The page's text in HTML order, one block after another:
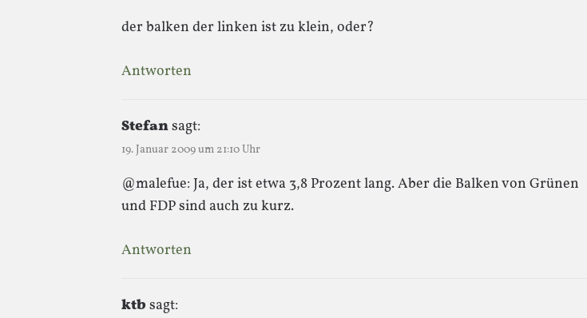
der balken der linken ist zu klein, oder?
Antworten
Stefansagt:
19. Januar 2009 um 21:10 Uhr
@malefue: Ja, der ist etwa 3,8 Prozent lang. Aber die Balken von Grünen
und FDP sind auch zu kurz.
Antworten
ktb sagt: